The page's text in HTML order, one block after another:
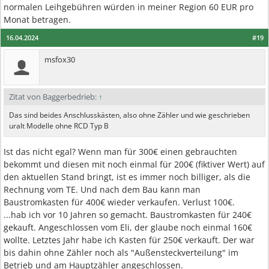
normalen Leihgebühren würden in meiner Region 60 EUR pro
Monat betragen.
#19
16.04.2024
msfox30
Zitat von Baggerbedrieb: ↑
Das sind beides Anschlusskästen, also ohne Zähler und wie geschrieben
uralt Modelle ohne RCD Typ B
Ist das nicht egal? Wenn man für 300€ einen gebrauchten
bekommt und diesen mit noch einmal für 200€ (fiktiver Wert) auf
den aktuellen Stand bringt, ist es immer noch billiger, als die
Rechnung vom TE. Und nach dem Bau kann man
Baustromkasten für 400€ wieder verkaufen. Verlust 100€.
...hab ich vor 10 Jahren so gemacht. Baustromkasten für 240€
gekauft. Angeschlossen vom Eli, der glaube noch einmal 160€
wollte. Letztes Jahr habe ich Kasten für 250€ verkauft. Der war
bis dahin ohne Zähler noch als "Außensteckverteilung" im
Betrieb und am Hauptzähler angeschlossen.